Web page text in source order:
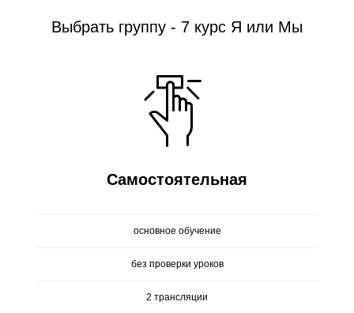
Выбрать группу - 7 курс Я или Мы
Самостоятельная
основное обучение
без проверки уроков
2 трансляции